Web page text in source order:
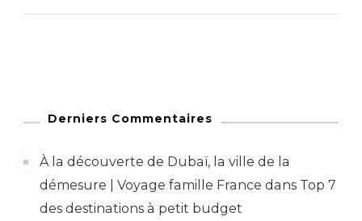
Derniers Commentaires
À la découverte de Dubaï, la ville de la
démesure | Voyage famille France dans Top 7
des destinations à petit budget